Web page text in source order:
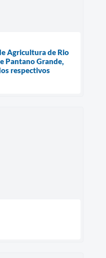
Agricultura de Rio
Pantano Grande,
respectivos